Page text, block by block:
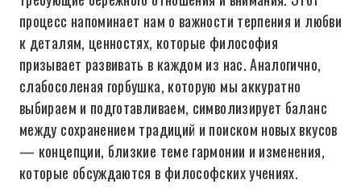
процесс напоминает нам о важности терпения и любви
к деталям, ценностях, которые философия
призывает развивать в каждом из нас. Аналогично,
слабосоленая горбушка, которую мы аккуратно
выбираем и подготавливаем, символизирует баланс
между сохранением традиций и поиском новых вкусов
— концепции, близкие теме гармонии и изменения,
которые обсуждаются в философских учениях.